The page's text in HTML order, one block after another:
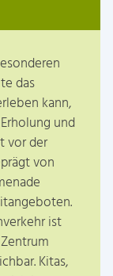
das
kann,
und
vor der
von
ist
Kitas,